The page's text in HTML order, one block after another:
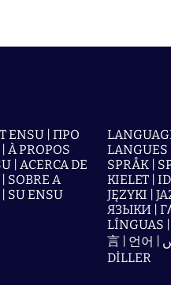
ENSU | ПРО
À PROPOS
| ACERCA DE
SOBRE A
SU ENSU
SPRÅK |
KIELET |
JĘZYKI |
ЯЗЫКИ |
LÍNGUAS
言 | 언어 | زبانیں |
DİLLER